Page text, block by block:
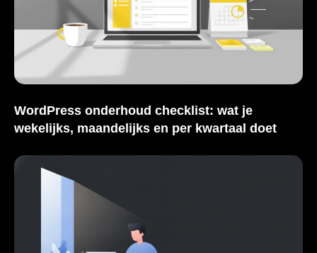
WordPress onderhoud checklist: wat je
wekelijks, maandelijks en per kwartaal doet